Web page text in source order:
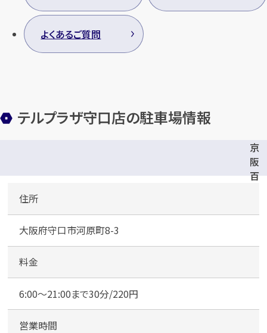
よくあるご質問
テルプラザ守口店の駐車場情報
京
阪
百
パ
キ
グ
住所
大阪府守口市河原町8-3
料金
6:00〜21:00まで30分/220円
営業時間